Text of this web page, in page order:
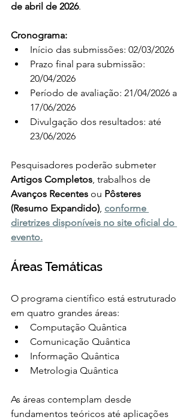
de abril de 2026.
Cronograma:
Início das submissões: 02/03/2026
Prazo final para submissão:
20/04/2026
Período de avaliação: 21/04/2026 a
17/06/2026
Divulgação dos resultados: até
23/06/2026
Pesquisadores poderão submeter
Artigos Completos, trabalhos de
Avanços Recentes ou Pôsteres
(Resumo Expandido), conforme
diretrizes disponíveis no site oficial do
evento.
Áreas Temáticas
O programa científico está estruturado
em quatro grandes áreas:
Computação Quântica
Comunicação Quântica
Informação Quântica
Metrologia Quântica
As áreas contemplam desde
fundamentos teóricos até aplicações